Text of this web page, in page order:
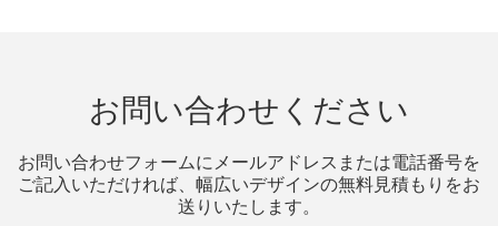
お問い合わせください
お問い合わせフォームにメールアドレスまたは電話番号を
ご記入いただければ、幅広いデザインの無料見積もりをお
送りいたします。